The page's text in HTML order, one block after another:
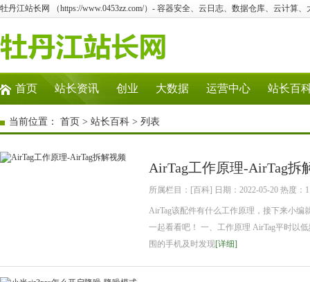
牡丹江站长网 （https://www.0453zz.com/）- 容器安全、云日志、数据仓库、云计算、
首页 站长资讯 创业 大数据 运营中心 站长百
当前位置： 首页 > 站长百科 > 列表
AirTag工作原理-AirTag拆
所属栏目：[百科] 日期：2022-05-20 热度：
AirTag该配件有什么工作原理，接下来小编
一起看看吧！ 一、工作原理 AirTag平时以
围的手机及时发现[详细]